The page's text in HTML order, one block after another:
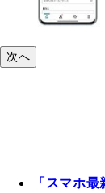
次へ
「スマホ最